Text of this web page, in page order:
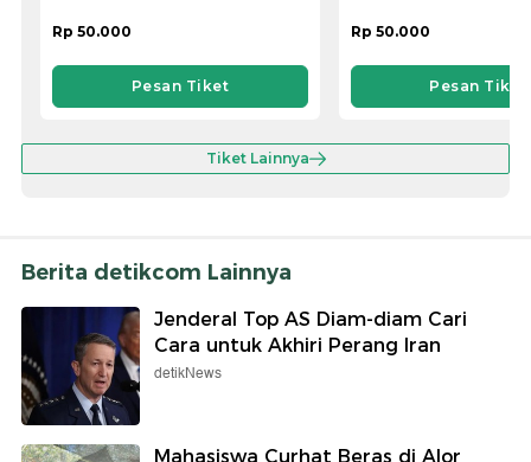
Rp 50.000
Pesan Tiket
Rp 50.000
Pesan Tiket
Tiket Lainnya
Berita detikcom Lainnya
Jenderal Top AS Diam-diam Cari
Cara untuk Akhiri Perang Iran
detikNews
Mahasiswa Curhat Beras di Alor